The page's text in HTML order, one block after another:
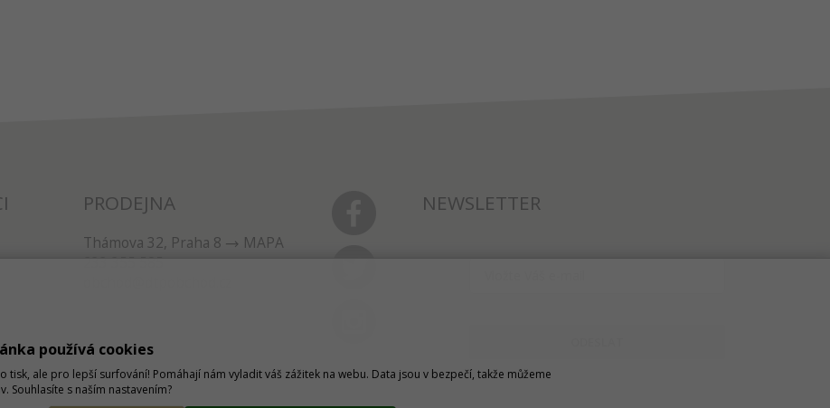
PRODEJNA
Thámova 32, Praha 8
MAPA
233 355 585
NEWSLETTER
používá cookies
tisk, ale pro lepší surfování! Pomáhají nám vyladit váš zážitek na webu. Data jsou v bezpečí, takže můžeme
Souhlasíte s naším nastavením?